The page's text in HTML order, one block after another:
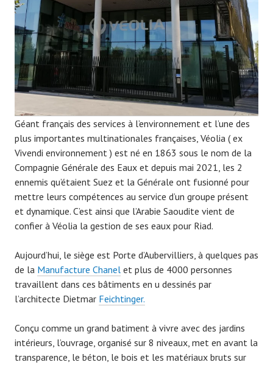
9
Géant français des services à l’environnement et l’une des
plus importantes multinationales françaises, Véolia ( ex
Vivendi environnement ) est né en 1863 sous le nom de la
Compagnie Générale des Eaux et depuis mai 2021, les 2
ennemis qu’étaient Suez et la Générale ont fusionné pour
mettre leurs compétences au service d’un groupe présent
et dynamique. C’est ainsi que l’Arabie Saoudite vient de
confier à Véolia la gestion de ses eaux pour Riad.
Aujourd’hui, le siège est Porte d’Aubervilliers, à quelques pas
de la Manufacture Chanel et plus de 4000 personnes
travaillent dans ces bâtiments en u dessinés par
l’architecte Dietmar Feichtinger.
Conçu comme un grand batiment à vivre avec des jardins
intérieurs, l’ouvrage, organisé sur 8 niveaux, met en avant la
transparence, le béton, le bois et les matériaux bruts sur